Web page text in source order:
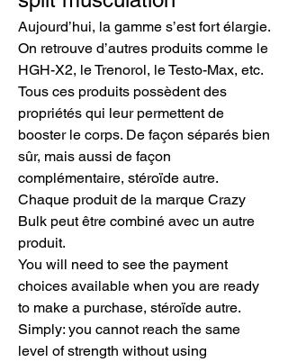
Aujourd’hui, la gamme s’est fort élargie.
On retrouve d’autres produits comme le
HGH-X2, le Trenorol, le Testo-Max, etc.
Tous ces produits possèdent des
propriétés qui leur permettent de
booster le corps. De façon séparés bien
sûr, mais aussi de façon
complémentaire, stéroïde autre.
Chaque produit de la marque Crazy
Bulk peut être combiné avec un autre
produit.
You will need to see the payment
choices available when you are ready
to make a purchase, stéroïde autre.
Simply: you cannot reach the same
level of strength without using